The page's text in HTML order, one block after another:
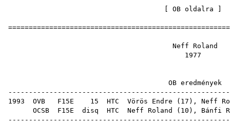
OB oldalra
Neff
OB
1993 OVB F15E 15 HTC Vörös Endre ( 17 ), Neff
OCSB F15E disq HTC Neff Roland ( 10 ), Bánfi